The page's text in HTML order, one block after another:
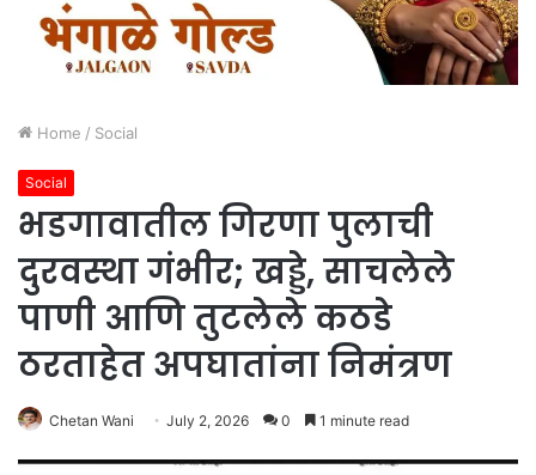
Home / Social
Social
भडगावातील गिरणा पुलाची
दुरवस्था गंभीर; खड्डे, साचलेले
पाणी आणि तुटलेले कठडे
ठरताहेत अपघातांना निमंत्रण
Chetan Wani July 2, 2026 0 1 minute read